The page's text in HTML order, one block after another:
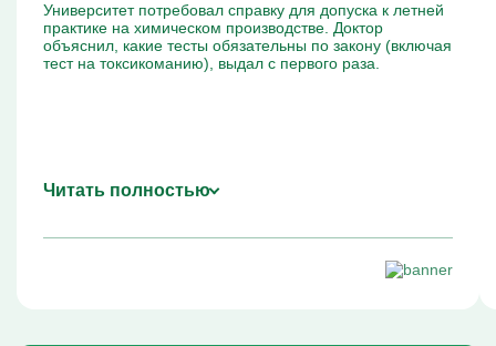
Университет потребовал справку для допуска к летней
практике на химическом производстве. Доктор
объяснил, какие тесты обязательны по закону (включая
тест на токсикоманию), выдал с первого раза.
Читать полностью